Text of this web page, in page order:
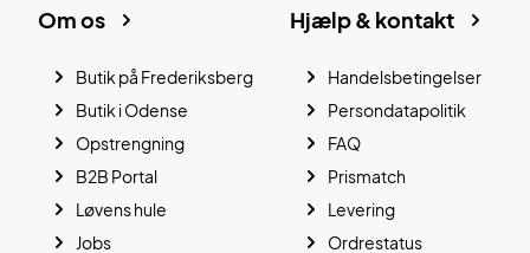
Hjælp & kontakt
Handelsbetingelser
Persondatapolitik
FAQ
Prismatch
Levering
Ordrestatus
Om os
Butik på Frederiksberg
Butik i Odense
Opstrengning
B2B Portal
Løvens hule
Jobs